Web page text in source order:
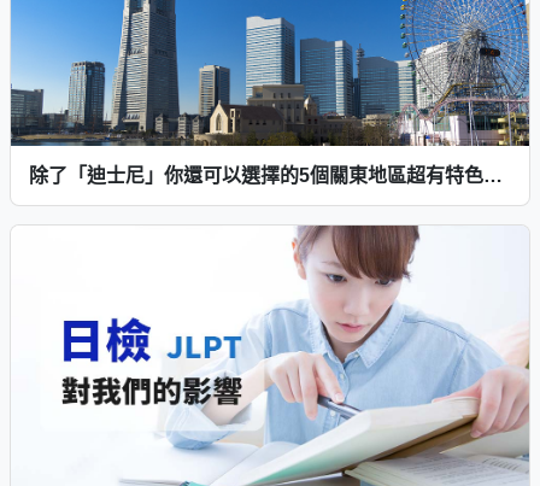
除了「迪士尼」你還可以選擇的5個關東地區超有特色主題樂園！